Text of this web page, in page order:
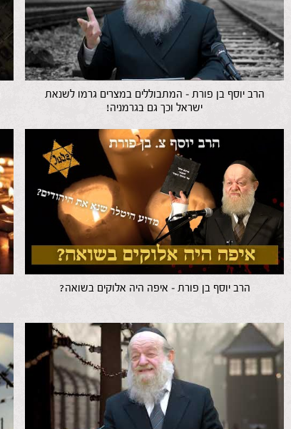
הרב יוסף בן פורת – המתבוללים במצרים גרמו לשנאת
ישראל וכך גם בגרמניה!
הרב יוסף בן פורת – איפה היה אלוקים בשואה?